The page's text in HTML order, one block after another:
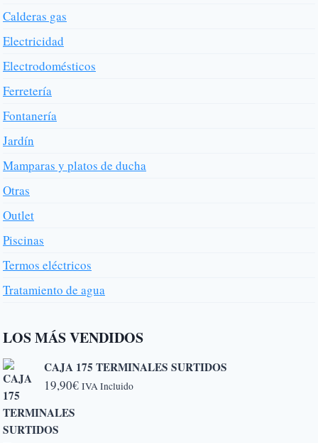
Calderas gas
Electricidad
Electrodomésticos
Ferretería
Fontanería
Jardín
Mamparas y platos de ducha
Otras
Outlet
Piscinas
Termos eléctricos
Tratamiento de agua
LOS MÁS VENDIDOS
CAJA 175 TERMINALES SURTIDOS
19,90€ IVA Incluido